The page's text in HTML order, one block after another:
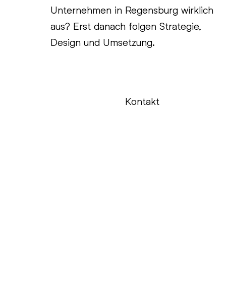
Unternehmen in Regensburg wirklich
aus? Erst danach folgen Strategie,
Design und Umsetzung.
Kontakt